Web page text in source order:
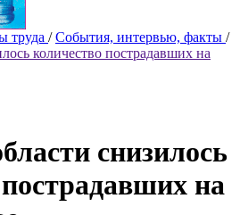
труда / События, интервью, факты /
количество пострадавших на
снизилось
на